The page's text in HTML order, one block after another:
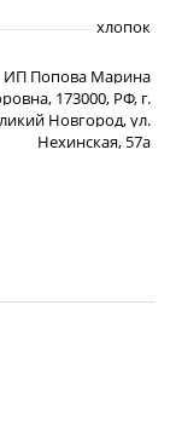
хлопок
ИП Попова Марина
173000, РФ, г.
Новгород, ул.
Нехинская, 57а